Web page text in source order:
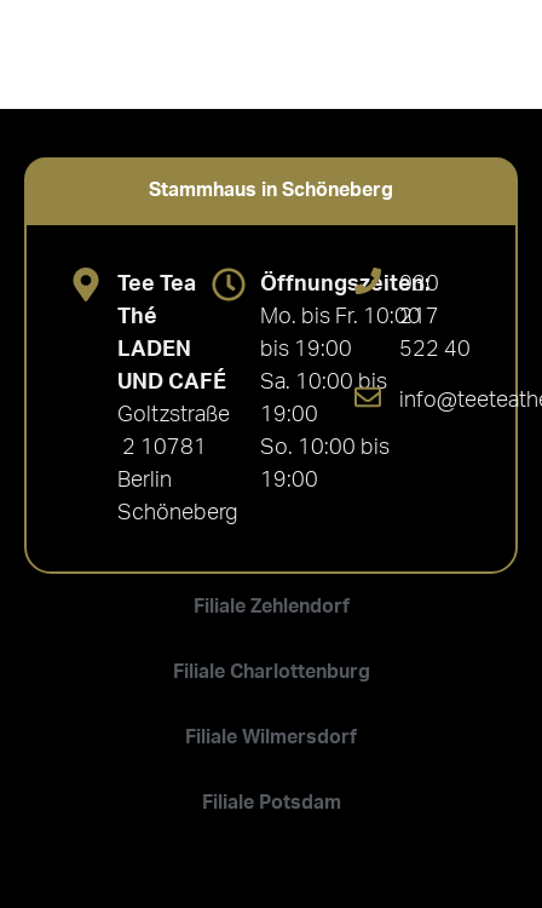
Stammhaus in Schöneberg
Filiale Zehlendorf
Filiale Charlottenburg
Filiale Wilmersdorf
Filiale Potsdam
Tee Tea
Thé
LADEN
UND CAFÉ
Goltzstraße
2 10781
Berlin
Schöneberg
Öffnungszeiten:
Mo. bis Fr. 10:00
bis 19:00
Sa. 10:00 bis
19:00
So. 10:00 bis
19:00
030
217
522 40